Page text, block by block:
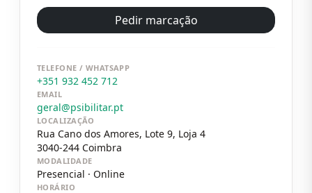
Pedir marcação
TELEFONE / WHATSAPP
+351 932 452 712
EMAIL
geral@psibilitar.pt
LOCALIZAÇÃO
Rua Cano dos Amores, Lote 9, Loja 4
3040-244 Coimbra
MODALIDADE
Presencial · Online
HORÁRIO